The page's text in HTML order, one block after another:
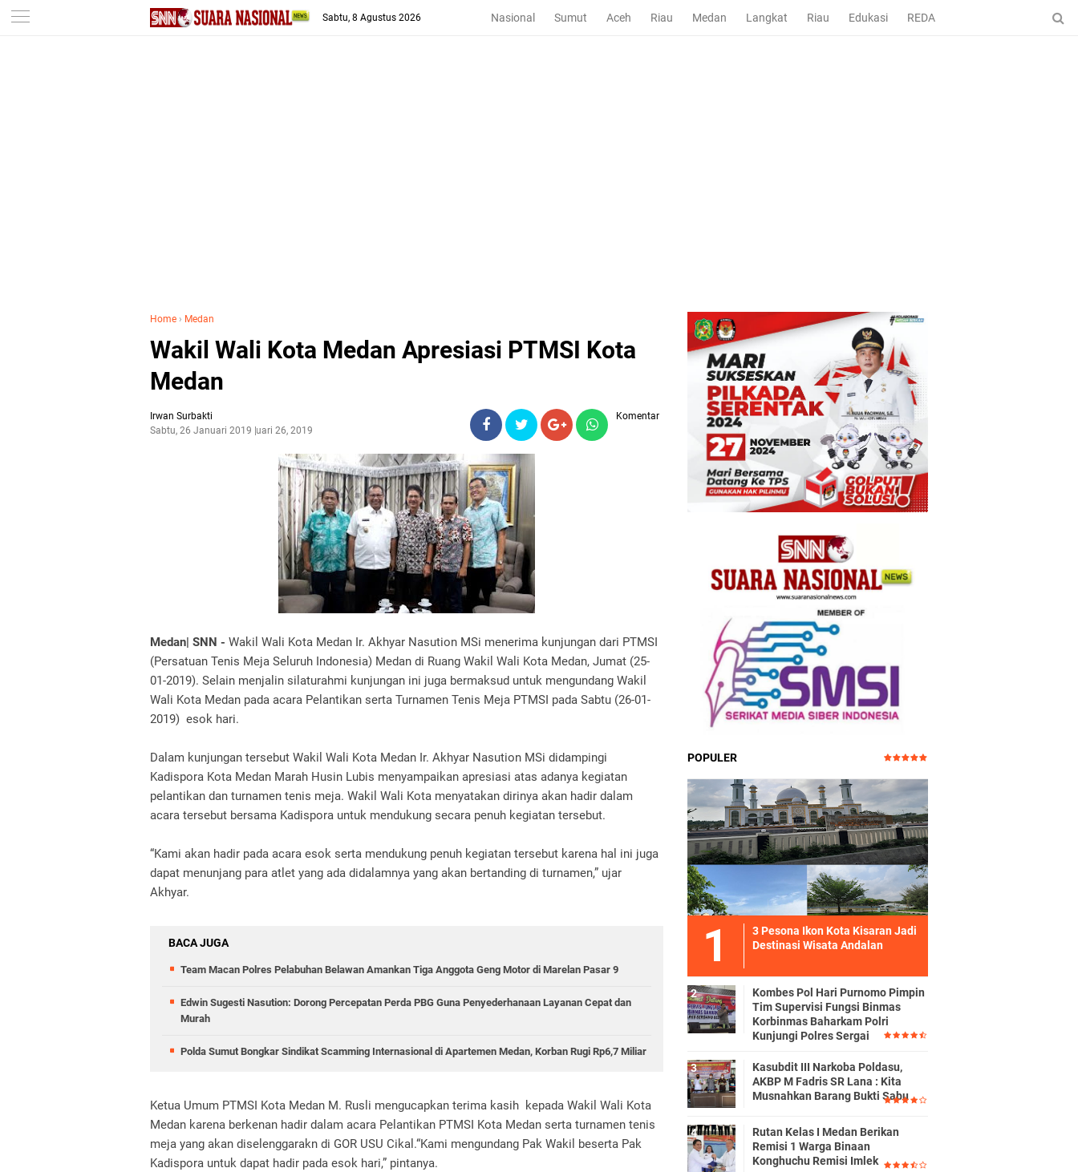
-->
Sabtu, 8 Agustus 2026 Nasional Sumut Aceh Riau Medan Langkat Riau Edukasi REDAKSI
Home › Medan
Wakil Wali Kota Medan Apresiasi PTMSI Kota
Medan
Irwan Surbakti
Sabtu, 26 Januari 2019Januari 26, 2019
Komentar
Medan| SNN - Wakil Wali Kota Medan Ir. Akhyar Nasution MSi menerima kunjungan dari PTMSI
(Persatuan Tenis Meja Seluruh Indonesia) Medan di Ruang Wakil Wali Kota Medan, Jumat (25-
01-2019). Selain menjalin silaturahmi kunjungan ini juga bermaksud untuk mengundang Wakil
Wali Kota Medan pada acara Pelantikan serta Turnamen Tenis Meja PTMSI pada Sabtu (26-01-
2019) esok hari.
Dalam kunjungan tersebut Wakil Wali Kota Medan Ir. Akhyar Nasution MSi didampingi
Kadispora Kota Medan Marah Husin Lubis menyampaikan apresiasi atas adanya kegiatan
pelantikan dan turnamen tenis meja. Wakil Wali Kota menyatakan dirinya akan hadir dalam
acara tersebut bersama Kadispora untuk mendukung secara penuh kegiatan tersebut.
“Kami akan hadir pada acara esok serta mendukung penuh kegiatan tersebut karena hal ini juga
dapat menunjang para atlet yang ada didalamnya yang akan bertanding di turnamen,” ujar
Akhyar.
BACA JUGA
Team Macan Polres Pelabuhan Belawan Amankan Tiga Anggota Geng Motor di Marelan Pasar 9
Edwin Sugesti Nasution: Dorong Percepatan Perda PBG Guna Penyederhanaan Layanan Cepat dan
Murah
Polda Sumut Bongkar Sindikat Scamming Internasional di Apartemen Medan, Korban Rugi Rp6,7 Miliar
Ketua Umum PTMSI Kota Medan M. Rusli mengucapkan terima kasih kepada Wakil Wali Kota
Medan karena berkenan hadir dalam acara Pelantikan PTMSI Kota Medan serta turnamen tenis
meja yang akan diselenggarakn di GOR USU Cikal.“Kami mengundang Pak Wakil beserta Pak
Kadispora untuk dapat hadir pada esok hari,” pintanya.
POPULER
3 Pesona Ikon Kota Kisaran Jadi
Destinasi Wisata Andalan
Kombes Pol Hari Purnomo Pimpin
Tim Supervisi Fungsi Binmas
Korbinmas Baharkam Polri
Kunjungi Polres Sergai
Kasubdit III Narkoba Poldasu,
AKBP M Fadris SR Lana : Kita
Musnahkan Barang Bukti Sabu
Rutan Kelas I Medan Berikan
Remisi 1 Warga Binaan
Konghuchu Remisi Imlek